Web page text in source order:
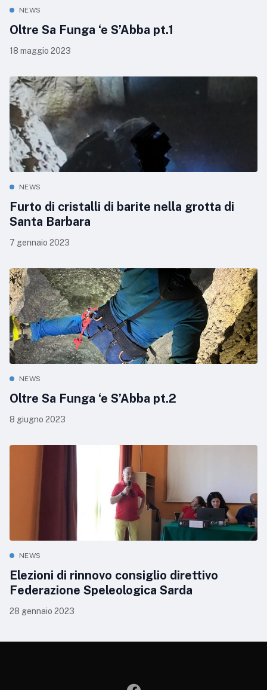
NEWS
Oltre Sa Funga ‘e S’Abba pt.1
18 maggio 2023
NEWS
Furto di cristalli di barite nella grotta di
Santa Barbara
7 gennaio 2023
NEWS
Oltre Sa Funga ‘e S’Abba pt.2
8 giugno 2023
NEWS
Elezioni di rinnovo consiglio direttivo
Federazione Speleologica Sarda
28 gennaio 2023